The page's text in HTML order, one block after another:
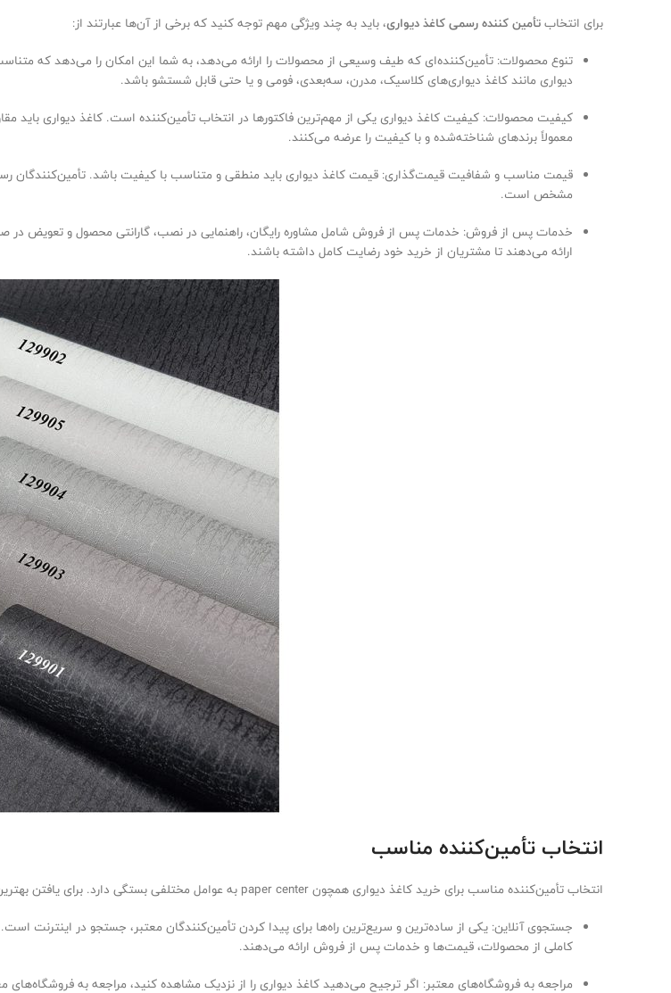
برای انتخابتأمین‌ کننده رسمی کاغذ دیواری، باید به چند ویژگی مهم توجه کنید که برخی از آن‌ها عبارتند از:
تنوع محصولات: تأمین‌کننده‌ای که طیف وسیعی از محصولات را ارائه می‌دهد، به شما این امکان را می‌دهد که
دیواری مانند کاغذ دیواری‌های کلاسیک، مدرن، سه‌بعدی، فومی و یا حتی قابل شستشو باشد.
کیفیت محصولات: کیفیت کاغذ دیواری یکی از مهم‌ترین فاکتورها در انتخاب تأمین‌کننده است. کاغذ دیواری باید
معمولاً برندهای شناخته‌شده و با کیفیت را عرضه می‌کنند.
قیمت مناسب و شفافیت قیمت‌گذاری: قیمت کاغذ دیواری باید منطقی و متناسب با کیفیت باشد. تأمین‌کنندگان
مشخص است.
خدمات پس از فروش: خدمات پس از فروش شامل مشاوره رایگان، راهنمایی در نصب، گارانتی محصول و تعویض در
ارائه می‌دهند تا مشتریان از خرید خود رضایت کامل داشته باشند.
انتخاب تأمین‌کننده مناسب
انتخاب تأمین‌کننده مناسب برای خرید کاغذ دیواری همچون paper center به عوامل مختلفی بستگی دارد. برای یافتن بهترین تأمین‌کننده در نزدیکی شما، می‌توانید از روش‌های زیر استفاده کنید:
جستجوی آنلاین: یکی از ساده‌ترین و سریع‌ترین راه‌ها برای پیدا کردن تأمین‌کنندگان معتبر، جستجو در اینترنت
کاملی از محصولات، قیمت‌ها و خدمات پس از فروش ارائه می‌دهند.
مراجعه به فروشگاه‌های معتبر: اگر ترجیح می‌دهید کاغذ دیواری را از نزدیک مشاهده کنید، مراجعه به